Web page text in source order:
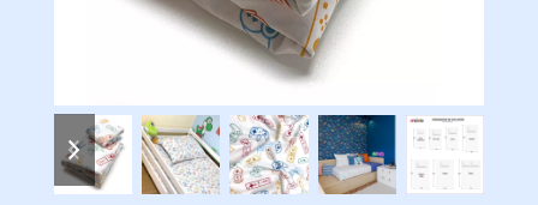
previous
slide
next
slide